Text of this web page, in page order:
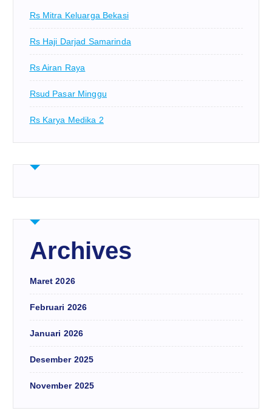
Rs Mitra Keluarga Bekasi
Rs Haji Darjad Samarinda
Rs Airan Raya
Rsud Pasar Minggu
Rs Karya Medika 2
Archives
Maret 2026
Februari 2026
Januari 2026
Desember 2025
November 2025